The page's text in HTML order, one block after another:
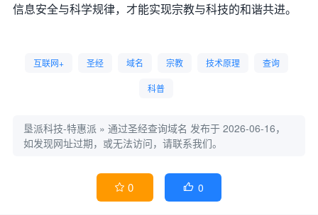
信息安全与科学规律，才能实现宗教与科技的和谐共进。
互联网+ 圣经 域名 宗教 技术原理 查询
科普
垦派科技-特惠派 » 通过圣经查询域名 发布于 2026-06-16，
如发现网址过期，或无法访问，请联系我们。
 0  0